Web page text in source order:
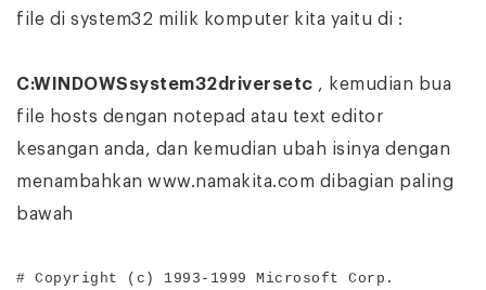
file di system32 milik komputer kita yaitu di :
C:WINDOWSsystem32driversetc , kemudian bua
file hosts dengan notepad atau text editor
kesangan anda, dan kemudian ubah isinya dengan
menambahkan www.namakita.com dibagian paling
bawah
# Copyright (c) 1993-1999 Microsoft Corp.